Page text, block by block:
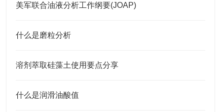
美军联合油液分析工作纲要(JOAP)
什么是磨粒分析
溶剂萃取硅藻土使用要点分享
什么是润滑油酸值